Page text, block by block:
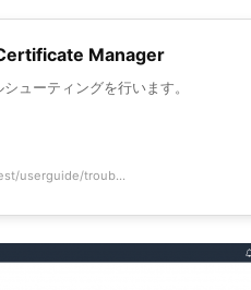
Manager
ューティングを行います。
userguide/troub...